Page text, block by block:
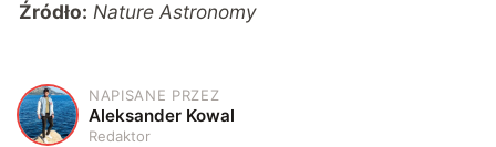
Źródło: Nature Astronomy
A
NAPISANE PRZEZ
Aleksander Kowal
Redaktor